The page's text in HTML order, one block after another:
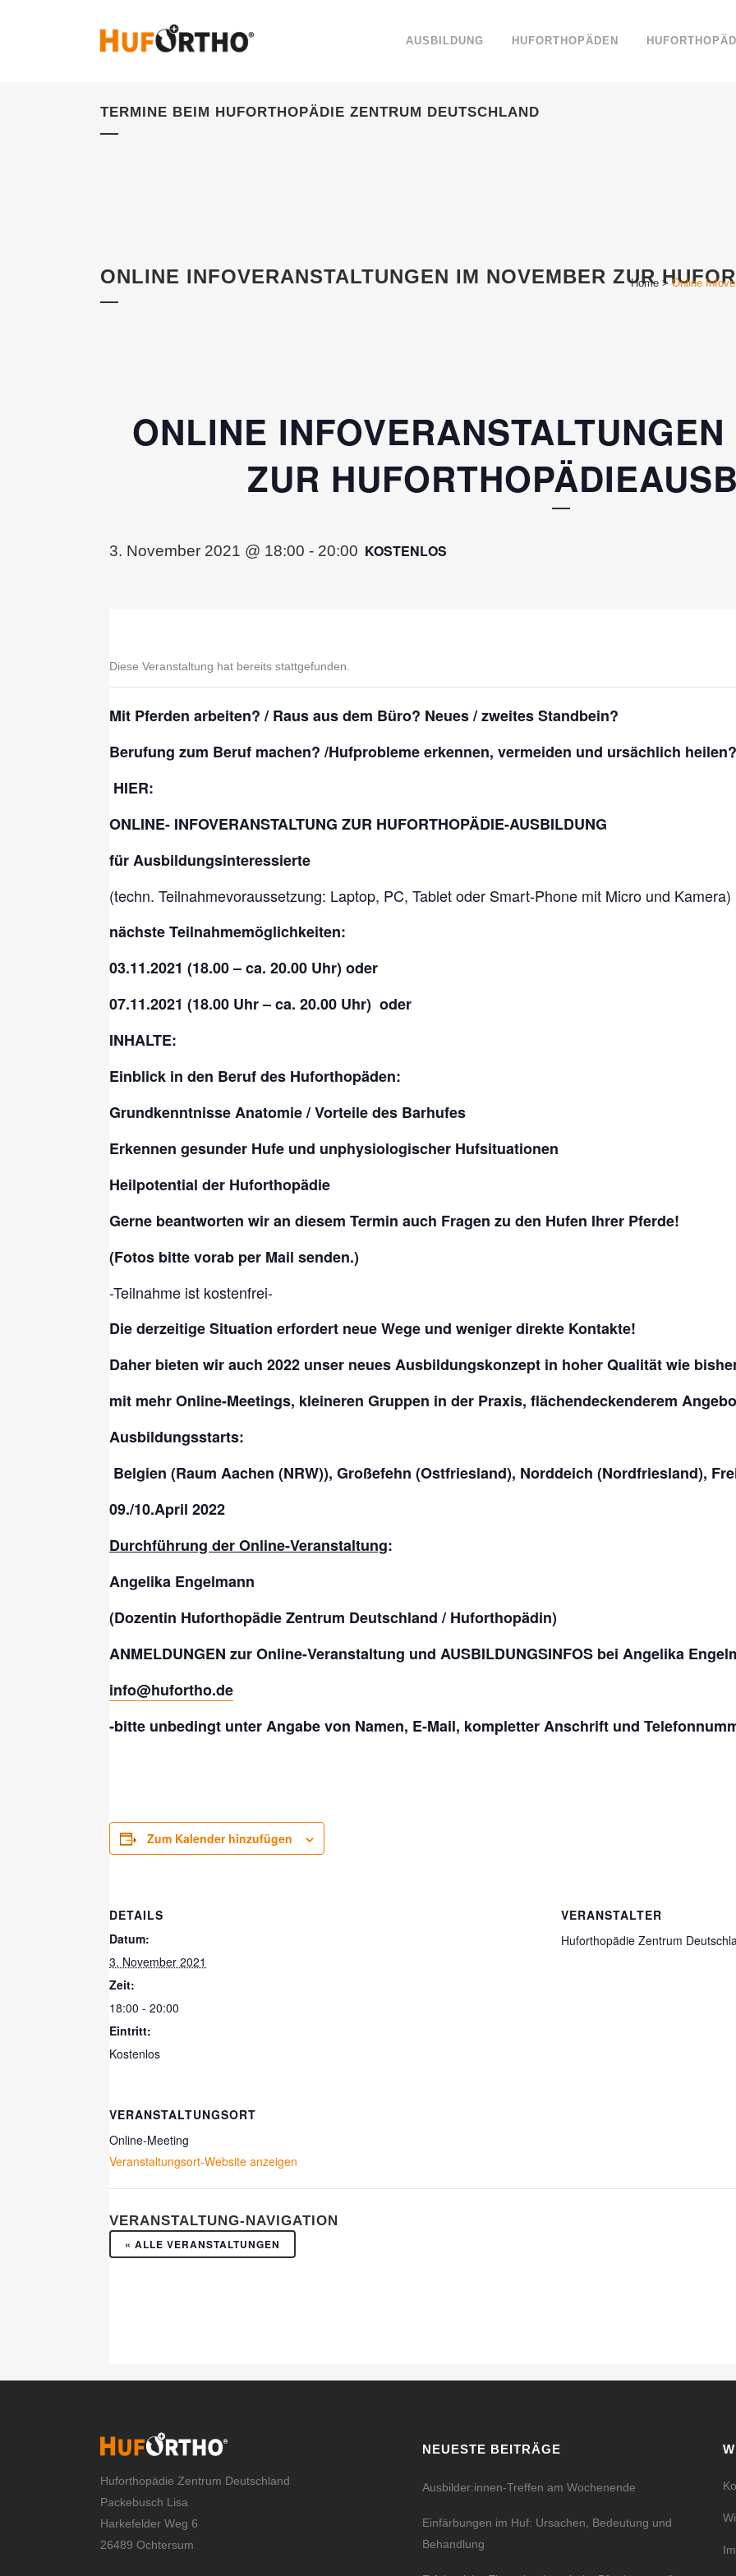
AUSBILDUNG HUFORTHOPÄDEN
TERMINE BEIM HUFORTHOPÄDIE ZENTRUM DEUTSCHLAND
ONLINE INFOVERANSTALTUNGEN IM NOVEMBER ZUR
Home > Online
ONLINE
ZUR
3. November 2021 @ 18:00 - 20:00 KOSTENLOS
Diese Veranstaltung hat bereits stattgefunden.
Mit Pferden arbeiten? / Raus aus dem Büro? Neues / zweites Standbein?
Berufung zum Beruf machen? /Hufprobleme erkennen, vermeiden und ursächlich heilen?
HIER:
ONLINE- INFOVERANSTALTUNG ZUR HUFORTHOPÄDIE-AUSBILDUNG
für Ausbildungsinteressierte
(techn. Teilnahmevoraussetzung: Laptop, PC, Tablet oder Smart-Phone mit Micro und Kamera)
nächste Teilnahmemöglichkeiten:
03.11.2021 (18.00 – ca. 20.00 Uhr) oder
07.11.2021 (18.00 Uhr – ca. 20.00 Uhr) oder
INHALTE:
Einblick in den Beruf des Huforthopäden:
Grundkenntnisse Anatomie / Vorteile des Barhufes
Erkennen gesunder Hufe und unphysiologischer Hufsituationen
Heilpotential der Huforthopädie
Gerne beantworten wir an diesem Termin auch Fragen zu den Hufen Ihrer Pferde!
(Fotos bitte vorab per Mail senden.)
-Teilnahme ist kostenfrei-
Die derzeitige Situation erfordert neue Wege und weniger direkte Kontakte!
Daher bieten wir auch 2022 unser neues Ausbildungskonzept in hoher Qualität wie
mit mehr Online-Meetings, kleineren Gruppen in der Praxis, flächendeckenderem
Ausbildungsstarts:
Belgien (Raum Aachen (NRW)), Großefehn (Ostfriesland), Norddeich (Nordfriesland),
09./10.April 2022
Durchführung der Online-Veranstaltung:
Angelika Engelmann
(Dozentin Huforthopädie Zentrum Deutschland / Huforthopädin)
ANMELDUNGEN zur Online-Veranstaltung und AUSBILDUNGSINFOS bei Angelika
info@hufortho.de
-bitte unbedingt unter Angabe von Namen, E-Mail, kompletter Anschrift und
Zum Kalender hinzufügen
DETAILS
Datum:
3. November 2021
Zeit:
18:00 - 20:00
Eintritt:
Kostenlos
VERANSTALTER
Huforthopädie Zentrum
VERANSTALTUNGSORT
Online-Meeting
Veranstaltungsort-Website anzeigen
VERANSTALTUNG-NAVIGATION
« ALLE VERANSTALTUNGEN
Huforthopädie Zentrum Deutschland
Packebusch Lisa
Harkefelder Weg 6
26489 Ochtersum
NEUESTE BEITRÄGE
Ausbilder:innen-Treffen am Wochenende
Einfärbungen im Huf: Ursachen, Bedeutung und
Behandlung